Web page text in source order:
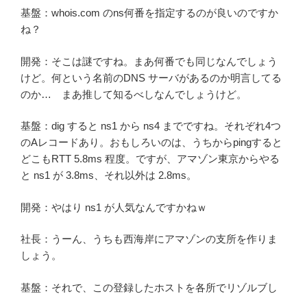
基盤：whois.com のns何番を指定するのが良いのですか
ね？
開発：そこは謎ですね。まあ何番でも同じなんでしょう
けど。何という名前のDNS サーバがあるのか明言してる
のか… まあ推して知るべしなんでしょうけど。
基盤：dig すると ns1 から ns4 までですね。それぞれ4つ
のAレコードあり。おもしろいのは、うちからpingすると
どこもRTT 5.8ms 程度。ですが、アマゾン東京からやる
と ns1 が 3.8ms、それ以外は 2.8ms。
開発：やはり ns1 が人気なんですかねｗ
社長：うーん、うちも西海岸にアマゾンの支所を作りま
しょう。
基盤：それで、この登録したホストを各所でリゾルブし